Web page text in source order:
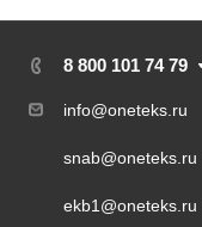
8 800 101 74 79
info@oneteks.ru
snab@oneteks.ru
ekb1@oneteks.ru